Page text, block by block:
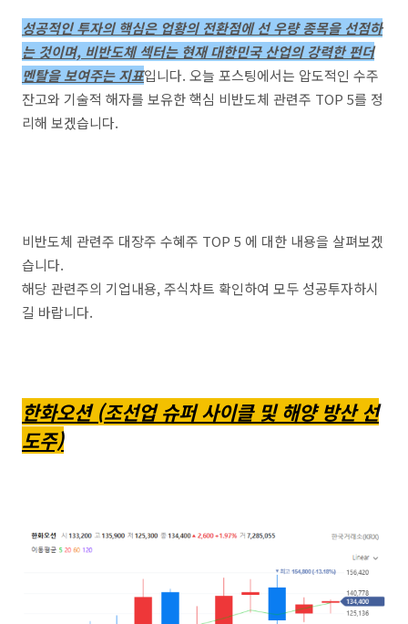
성공적인 투자의 핵심은 업황의 전환점에 선 우량 종목을 선점하
는 것이며, 비반도체 섹터는 현재 대한민국 산업의 강력한 펀더
멘탈을 보여주는 지표입니다. 오늘 포스팅에서는 압도적인 수주
잔고와 기술적 해자를 보유한 핵심 비반도체 관련주 TOP 5를 정
리해 보겠습니다.
비반도체 관련주 대장주 수혜주 TOP 5 에 대한 내용을 살펴보겠
습니다.
해당 관련주의 기업내용, 주식차트 확인하여 모두 성공투자하시
길 바랍니다.
한화오션 (조선업 슈퍼 사이클 및 해양 방산 선
도주)